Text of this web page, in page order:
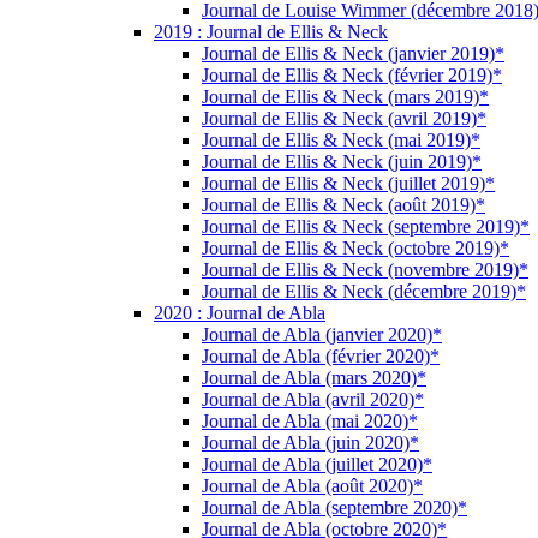
Journal de Louise Wimmer (décembre
2019 : Journal de Ellis & Neck
Journal de Ellis & Neck (janvier 2019)*
Journal de Ellis & Neck (février 2019)*
Journal de Ellis & Neck (mars 2019)*
Journal de Ellis & Neck (avril 2019)*
Journal de Ellis & Neck (mai 2019)*
Journal de Ellis & Neck (juin 2019)*
Journal de Ellis & Neck (juillet 2019)*
Journal de Ellis & Neck (août 2019)*
Journal de Ellis & Neck (septembre 2019)*
Journal de Ellis & Neck (octobre 2019)*
Journal de Ellis & Neck (novembre 2019)*
Journal de Ellis & Neck (décembre 2019)*
2020 : Journal de Abla
Journal de Abla (janvier 2020)*
Journal de Abla (février 2020)*
Journal de Abla (mars 2020)*
Journal de Abla (avril 2020)*
Journal de Abla (mai 2020)*
Journal de Abla (juin 2020)*
Journal de Abla (juillet 2020)*
Journal de Abla (août 2020)*
Journal de Abla (septembre 2020)*
Journal de Abla (octobre 2020)*